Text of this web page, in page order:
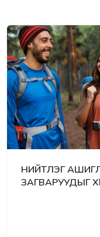
НИЙТЛЭГ
ЗАГВАРУУДЫГ